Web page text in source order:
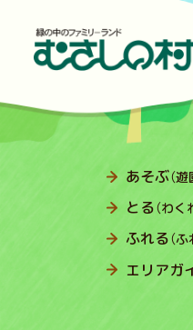
あそぶ（
とる（わ
ふれる（
エリアガ